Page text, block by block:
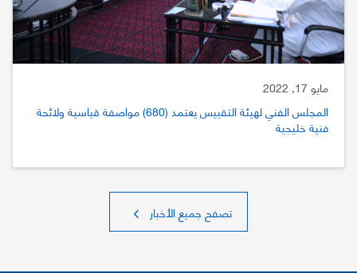
مايو 17, 2022
المجلس الفني لهيئة التقييس يعتمد (680) مواصفة قياسية ولائحة
فنية خليجية
تصفح جميع الأخبار